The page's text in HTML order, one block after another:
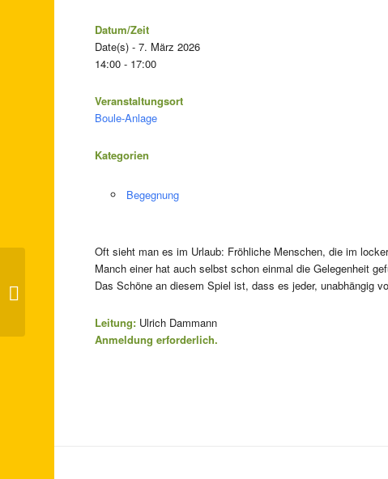
Datum/Zeit
Date(s) - 7. März 2026
14:00 - 17:00
Veranstaltungsort
Boule-Anlage
Kategorien
Begegnung
Oft sieht man es im Urlaub: Fröhliche Menschen, die im
Manch einer hat auch selbst schon einmal die Gelegenheit
Das Schöne an diesem Spiel ist, dass es jeder, unabhängig
Leitung: Ulrich Dammann
Anmeldung erforderlich.
Lachtanz-Kaffee